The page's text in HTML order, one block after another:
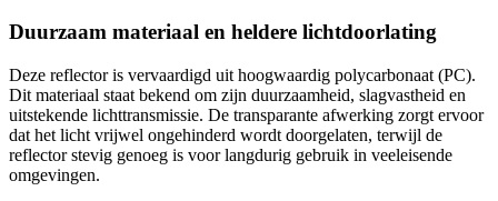
Duurzaam materiaal en heldere lichtdoorlating
Deze reflector is vervaardigd uit hoogwaardig polycarbonaat (PC).
Dit materiaal staat bekend om zijn duurzaamheid, slagvastheid en
uitstekende lichttransmissie. De transparante afwerking zorgt ervoor
dat het licht vrijwel ongehinderd wordt doorgelaten, terwijl de
reflector stevig genoeg is voor langdurig gebruik in veeleisende
omgevingen.